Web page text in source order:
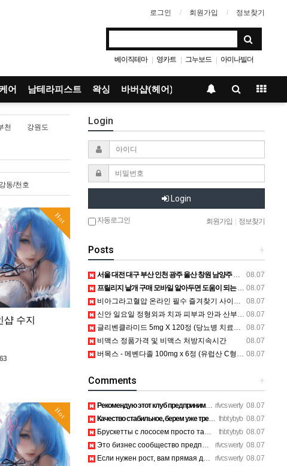
로그인 회원가입 정보찾기
베이직테마 | 영카트 | 그누보드 | 아미나빌더
어 남테라피스트 왁싱 바버샵(헤어)
천 강원도
강동/천호
Hot
샵 수지
Hot
Login
Login
자동로그인 회원가입 정보찾기
+
Posts
08.07
서울 대전 대구 부산 인천 광주 울산 창원 남양주 이혼전문변호사 정보
08.07
프릴리지 낱개 구매 모바일 알아두면 도움이 되는 웹사이트 종합정보공유편 (2026년) - 성인약국
08.07
비아그라고혈압 온라인 필수 즐겨찾기 사이트 BEST 10 알아보기
08.07
신안 일요일 정형외과 치과 피부과 안과 산부인과
08.07
글리벤클라미드 5mg X 120정 (당뇨병 치료제) 구매대행 - 러시아 약, 의약품 전문 직구 쇼핑몰
08.07
비맥스 정품가격 및 비맥스 처방지속시간
08.07
버목스 - 메벤다졸 100mg x 6정 (유럽산 C형 구충제, 항암 효과) 구매대행 - 러시아 약, 의약품 전문 직구 쇼핑몰
+
Comments
rfvcs werty 08.07
Рекомендую этот клуб предпринимателей Санкт-Петербург всем в…
thbt ybyb 08.07
Качество стабильное, берем уже третий раз на планерки. https…
thbt ybyb 08.07
Брускетты с лососем просто тают во рту, рекомендую. https://…
rfvcs werty 08.07
Это бизнес сообщество предпринимателей в Санкт-Петербурге эк…
rfvcs werty 08.07
Если нужен рост, вам прямая дорога в этот клуб предпринимате…